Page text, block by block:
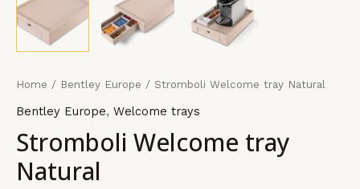
Home / Bentley Europe / Stromboli Welcome tray Natural
Bentley Europe, Welcome trays
Stromboli Welcome tray
Natural
payment
įrangos
mus